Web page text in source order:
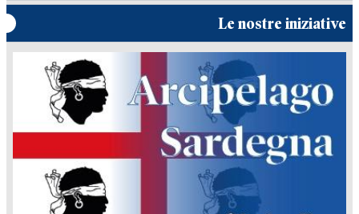
Le nostre iniziative